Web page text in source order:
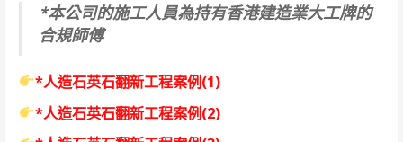
*本公司的施工人員為持有香港建造業大工牌的
合規師傅
*人造石英石翻新工程案例(1)
*人造石英石翻新工程案例(2)